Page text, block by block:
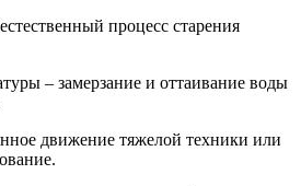
процесс старения
– замерзание и оттаивание воды
движение тяжелой техники или